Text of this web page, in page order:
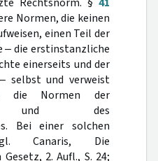
Normen, die keinen
einen Teil der
‒ die erstinstanzliche
einerseits und der
selbst und verweist
die Normen der
und des
Bei einer solchen
Canaris, Die
2. Aufl., S. 24;